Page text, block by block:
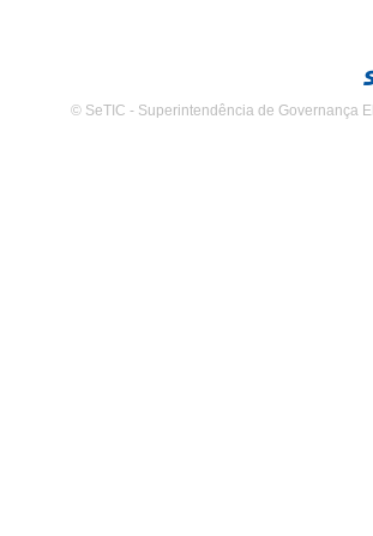
© SeTIC - Superintendência de Governança